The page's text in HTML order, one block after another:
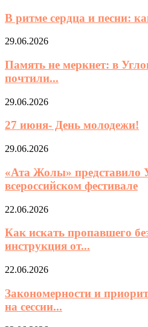
В ритме сердца и песни:
29.06.2026
Память не меркнет: в
почтили...
29.06.2026
27 июня- День молодежи!
29.06.2026
«Ата Жолы» представило
всероссийском фестивале
22.06.2026
Как искать пропавшего
инструкция от...
22.06.2026
Закономерности и
на сессии...